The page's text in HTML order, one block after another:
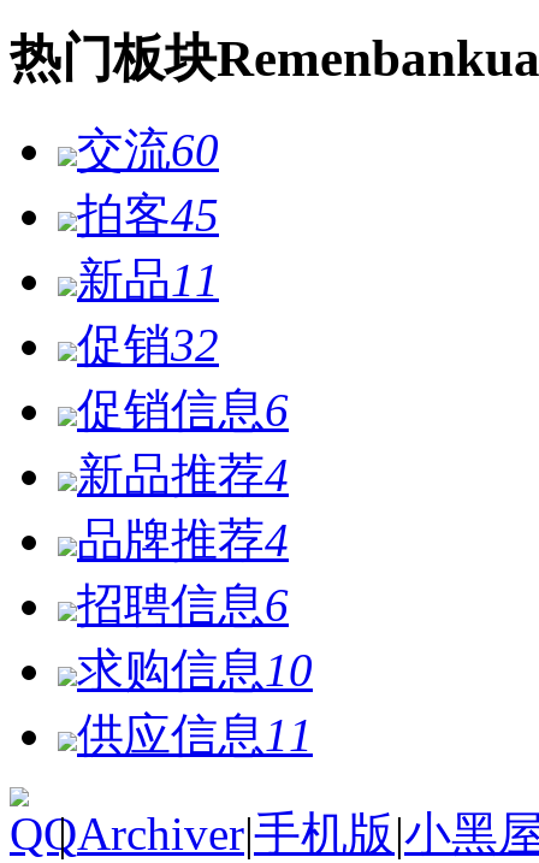
热门板块Remen
交流60
拍客45
新品11
促销32
促销信息6
新品推荐4
品牌推荐4
招聘信息6
求购信息 10
供应信息 11
| Archiver|手机版|小黑